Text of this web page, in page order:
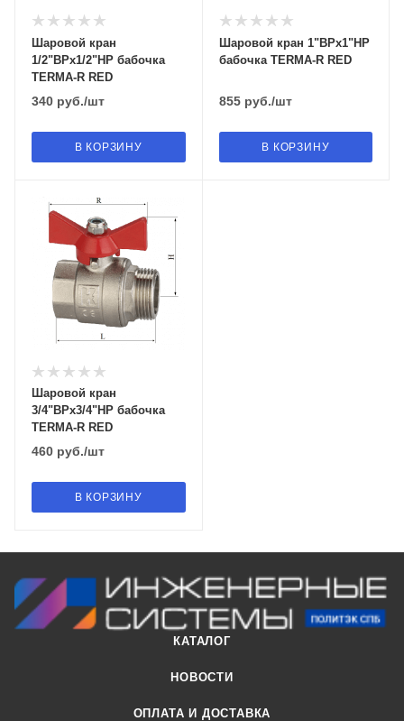
Шаровой кран
1/2"ВРх1/2"НР бабочка
TERMA-R RED
340 руб./шт
В КОРЗИНУ
Шаровой кран 1"ВРх1"НР
бабочка TERMA-R RED
855руб./шт
В КОРЗИНУ
Шаровой кран
3/4"ВРх3/4"НР бабочка
TERMA-R RED
460 руб./шт
В КОРЗИНУ
КАТАЛОГ
НОВОСТИ
ОПЛАТА И ДОСТАВКА